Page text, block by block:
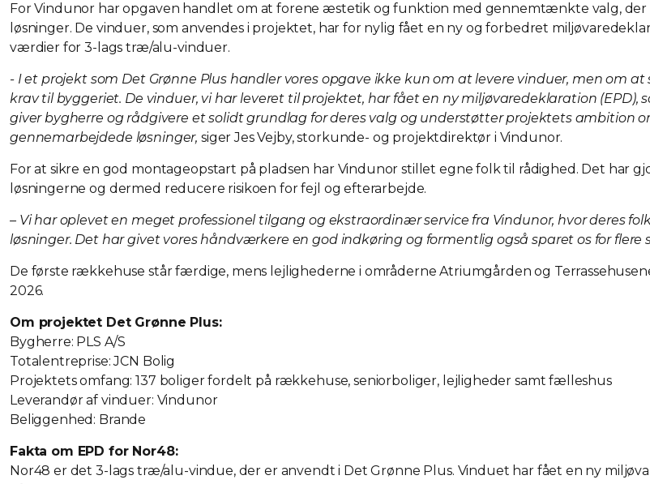
For Vindunor har opgaven handlet om at forene æstetik og funktion med gennemtænkte valg,
løsninger. De vinduer, som anvendes i projektet, har for nylig fået en ny og forbedret
værdier for 3-lags træ/alu-vinduer.
- I et projekt som Det Grønne Plus handler vores opgave ikke kun om at levere vinduer, men om
krav til byggeriet. De vinduer, vi har leveret til projektet, har fået en ny miljøvaredeklaration
giver bygherre og rådgivere et solidt grundlag for deres valg og understøtter projektets ambition
gennemarbejdede løsninger, siger Jes Vejby, storkunde- og projektdirektør i Vindunor.
For at sikre en god montageopstart på pladsen har Vindunor stillet egne folk til rådighed. Det har
løsningerne og dermed reducere risikoen for fejl og efterarbejde.
– Vi har oplevet en meget professionel tilgang og ekstraordinær service fra Vindunor, hvor deres
løsninger. Det har givet vores håndværkere en god indkøring og formentlig også sparet os for flere
De første rækkehuse står færdige, mens lejlighederne i områderne Atriumgården og
2026.
Om projektet Det Grønne Plus:
Bygherre: PLS A/S
Totalentreprise: JCN Bolig
Projektets omfang: 137 boliger fordelt på rækkehuse, seniorboliger, lejligheder samt fælleshus
Leverandør af vinduer: Vindunor
Beliggenhed: Brande
Fakta om EPD for Nor48:
Nor48 er det 3-lags træ/alu-vindue, der er anvendt i Det Grønne Plus. Vinduet har fået en ny